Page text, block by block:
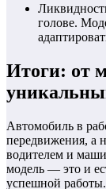
голове.
Итоги: от
Автомобиль в
передвижения, а
водителем и
модель — это и
успешной